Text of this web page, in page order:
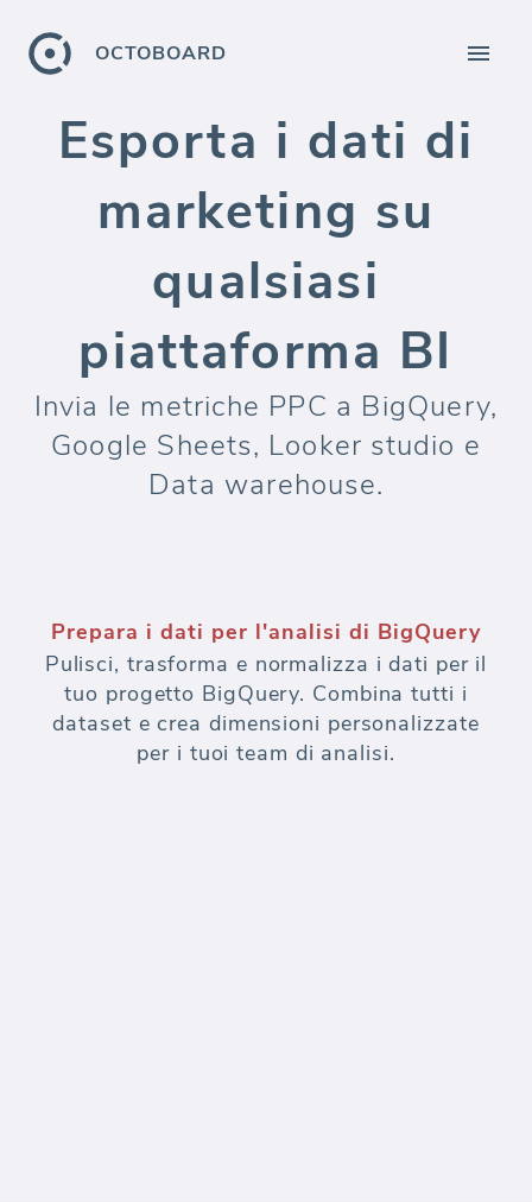
OCTOBOARD
Esporta i dati di
marketing su
qualsiasi
piattaforma BI
Invia le metriche PPC a BigQuery,
Google Sheets, Looker studio e
Data warehouse.
Prepara i dati per l'analisi di BigQuery
Pulisci, trasforma e normalizza i dati per il
tuo progetto BigQuery. Combina tutti i
dataset e crea dimensioni personalizzate
per i tuoi team di analisi.